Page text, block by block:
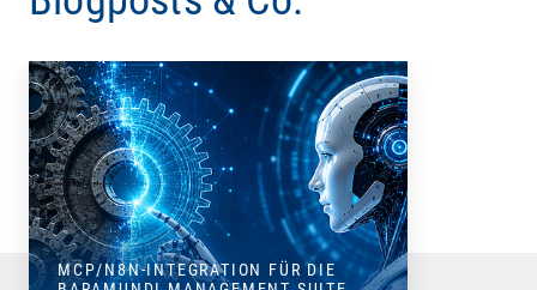
MCP/N8N-INTEGRATION FÜR DIE